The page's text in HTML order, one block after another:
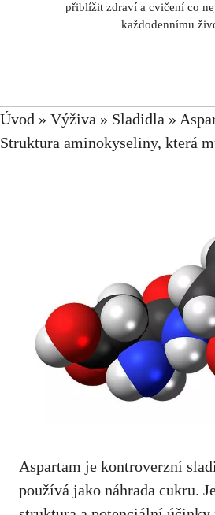
přiblížit zdraví a cvičení co
každodennímu
Úvod » Výživa » Sladidla »
Struktura aminokyseliny, která
Aspartam ​je kontroverzní
používá jako náhrada cukru.